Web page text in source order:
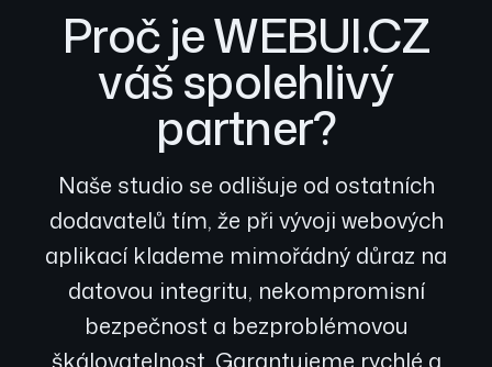
Proč je WEBUI.CZ
váš spolehlivý
partner?
Naše studio se odlišuje od ostatních
dodavatelů tím, že při vývoji webových
aplikací klademe mimořádný důraz na
datovou integritu, nekompromisní
bezpečnost a bezproblémovou
škálovatelnost. Garantujeme rychlé a